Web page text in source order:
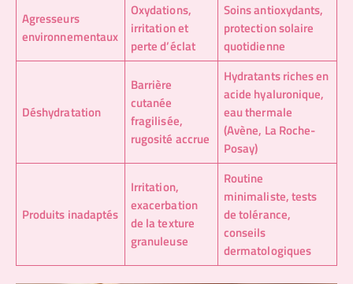
Agresseurs
environnementaux
Oxydations,
irritation et
perte d’éclat
Soins antioxydants,
protection solaire
quotidienne
Déshydratation
Barrière
cutanée
fragilisée,
rugosité accrue
Hydratants riches en
acide hyaluronique,
eau thermale
(Avène, La Roche-
Posay)
Produits inadaptés
Irritation,
exacerbation
de la texture
granuleuse
Routine
minimaliste, tests
de tolérance,
conseils
dermatologiques